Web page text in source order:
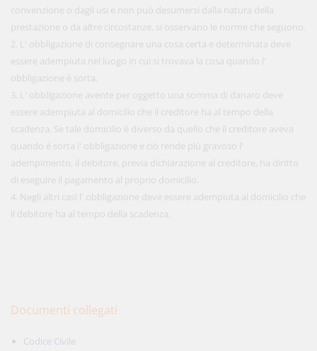
convenzione o dagli usi e non può desumersi dalla natura della
prestazione o da altre circostanze, si osservano le norme che seguono.
2. L' obbligazione di consegnare una cosa certa e determinata deve
essere adempiuta nel luogo in cui si trovava la cosa quando l'
obbligazione è sorta.
3. L' obbligazione avente per oggetto una somma di danaro deve
essere adempiuta al domicilio che il creditore ha al tempo della
scadenza. Se tale domicilio è diverso da quello che il creditore aveva
quando è sorta l' obbligazione e ciò rende più gravoso l'
adempimento, il debitore, previa dichiarazione al creditore, ha diritto
di eseguire il pagamento al proprio domicilio.
4. Negli altri casi l' obbligazione deve essere adempiuta al domicilio che
il debitore ha al tempo della scadenza.
Documenti collegati
Codice Civile